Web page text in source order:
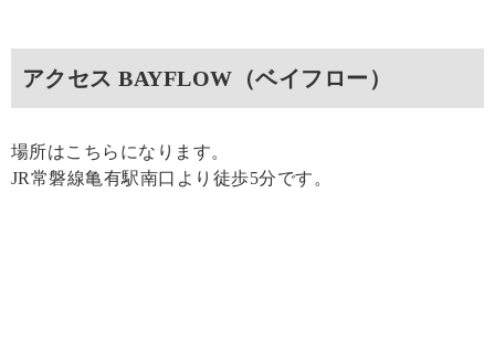
アクセス BAYFLOW（ベイフロー）
場所はこちらになります。
JR常磐線亀有駅南口より徒歩5分です。